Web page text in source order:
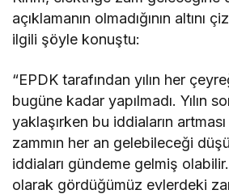
açıklamanın olmadığının altını
ilgili şöyle konuştu:
“EPDK tarafından yılın her
bugüne kadar yapılmadı. Yılın
yaklaşırken bu iddiaların
zammın her an gelebileceği
iddiaları gündeme gelmiş
olarak gördüğümüz evlerdeki